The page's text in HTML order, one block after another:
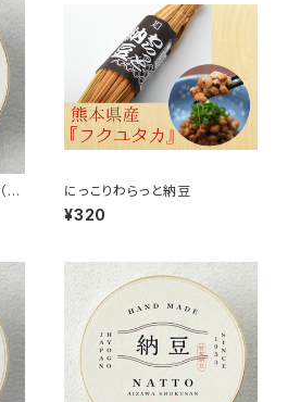
タ
にっこりわらっと納豆
¥320